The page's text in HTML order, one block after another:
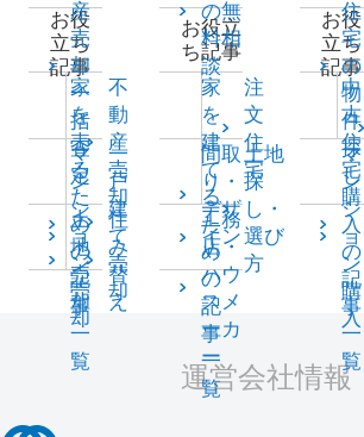
産
売
却
一
括
査
定
お役
立ち
記事
家
を
売
る
た
め
の
記
事
一
覧
不
動
産
売
却
マ
ン
シ
ョ
ン
売
却
一
戸
建
て
売
却
土
地
売
却
住
み
替
え
の無
料相
談
お役立
ち記事
家
を
建
て
る
た
め
の
記
事
一
覧
注
文
住
宅
間取
り・
デザ
イン
土地
探
し・
選び
方
工務
店・
ハウ
スメ
ーカ
ー
住
宅
の
物
件
探
し
お役
立ち
記事
中
古
住
宅
購
入
の
記
事
一
覧
マ
ン
シ
ョ
ン
購
入
運営会社情報